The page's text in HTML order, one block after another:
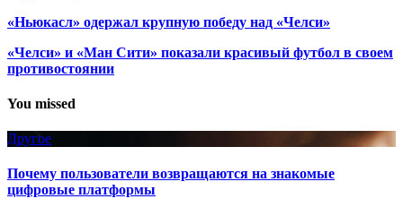
«Ньюкасл» одержал крупную победу над «Челси»
«Челси» и «Ман Сити» показали красивый футбол в своем
противостоянии
You missed
Другое
Почему пользователи возвращаются на знакомые
цифровые платформы